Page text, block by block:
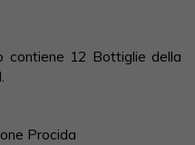
contiene 12 Bottiglie della
Procida